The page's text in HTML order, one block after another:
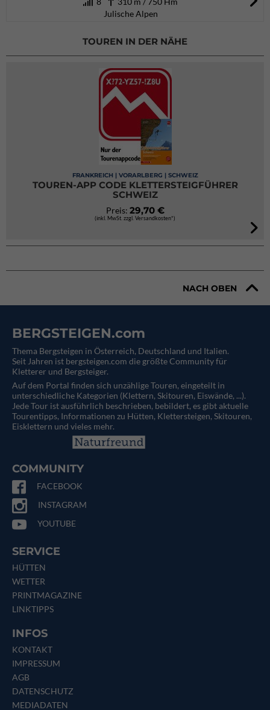
Julische Alpen
TOUREN IN DER NÄHE
FRANKREICH | VORARLBERG | SCHWEIZ
TOUREN-APP CODE KLETTERSTEIGFÜHRER
SCHWEIZ
Preis: 29,70 €
(inkl. MwSt. zzgl. Versandkosten*)
NACH OBEN
BERGSTEIGEN.com
Thema Bergsteigen in Österreich, Deutschland und Italien.
Seit Jahren ist bergsteigen.com die größte Community für
Kletterer und Bergsteiger.
Auf dem Portal finden sich unzählige Touren, eingeteilt in
unterschiedliche Kategorien (Klettern, Skitouren, Eiswände, ...).
Jede Tour ist ausführlich beschrieben, bebildert, es gibt aktuelle
Tourentipps, Informationen zu Hütten, Klettersteigen, Skitouren,
Eisklettern und vieles mehr.
COMMUNITY
FACEBOOK
INSTAGRAM
YOUTUBE
SERVICE
HÜTTEN
WETTER
PRINTMAGAZINE
LINKTIPPS
INFOS
KONTAKT
IMPRESSUM
AGB
DATENSCHUTZ
MEDIADATEN